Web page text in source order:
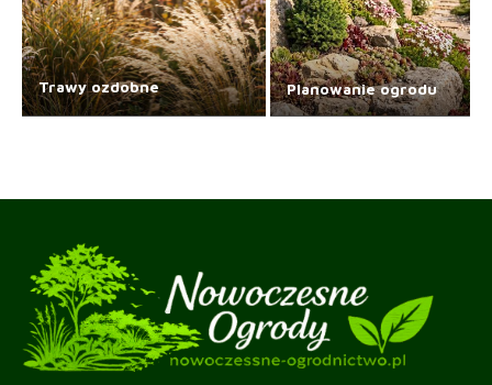
Trawy ozdobne Planowanie ogrodu